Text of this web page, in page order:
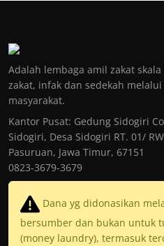
Adalah lembaga amil zakat
zakat, infak dan sedekah
masyarakat.
Kantor Pusat: Gedung Sidogiri
Sidogiri, Desa Sidogiri RT. 01/
Pasuruan, Jawa Timur, 67151
0823-3679-3679
Dana yg didonasikan
bersumber dan bukan untuk
(money laundry), termasuk